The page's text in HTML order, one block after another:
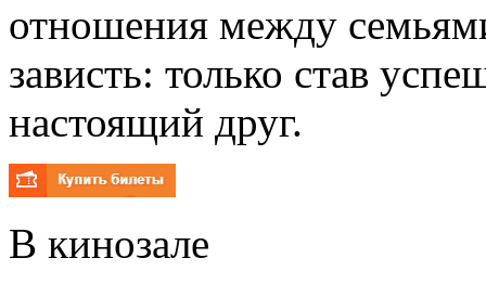
отношения между
зависть: только став
настоящий друг.
В кинозале